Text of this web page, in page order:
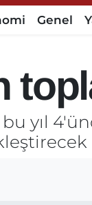
Genel
yıl